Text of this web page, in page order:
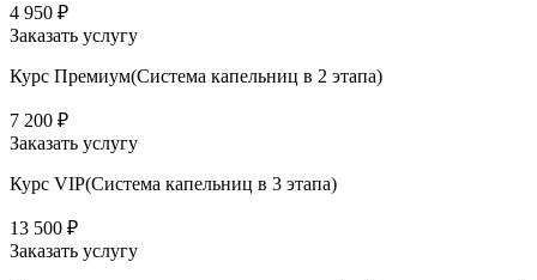
4 950 ₽
Заказать услугу
Курс Премиум(Система капельниц в 2 этапа)
7 200 ₽
Заказать услугу
Курс VIP(Система капельниц в 3 этапа)
13 500 ₽
Заказать услугу